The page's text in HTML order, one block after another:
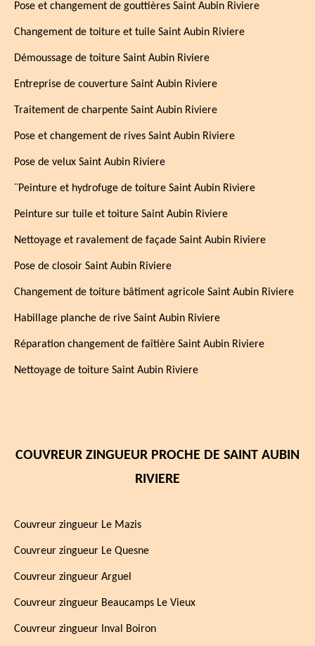
Pose et changement de gouttières Saint Aubin Riviere
Changement de toiture et tuile Saint Aubin Riviere
Démoussage de toiture Saint Aubin Riviere
Entreprise de couverture Saint Aubin Riviere
Traitement de charpente Saint Aubin Riviere
Pose et changement de rives Saint Aubin Riviere
Pose de velux Saint Aubin Riviere
¨Peinture et hydrofuge de toiture Saint Aubin Riviere
Peinture sur tuile et toiture Saint Aubin Riviere
Nettoyage et ravalement de façade Saint Aubin Riviere
Pose de closoir Saint Aubin Riviere
Changement de toiture bâtiment agricole Saint Aubin Riviere
Habillage planche de rive Saint Aubin Riviere
Réparation changement de faîtière Saint Aubin Riviere
Nettoyage de toiture Saint Aubin Riviere
COUVREUR ZINGUEUR PROCHE DE SAINT AUBIN
RIVIERE
Couvreur zingueur Le Mazis
Couvreur zingueur Le Quesne
Couvreur zingueur Arguel
Couvreur zingueur Beaucamps Le Vieux
Couvreur zingueur Inval Boiron